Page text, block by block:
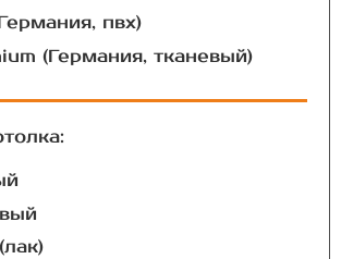
пвх)
(Германия, тканевый)